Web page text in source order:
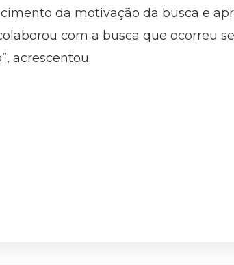
da motivação da busca e
com a busca que ocorreu
acrescentou.